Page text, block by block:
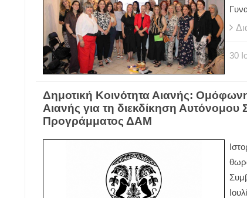
30
Δημοτική Κοινότητα Αιανής:
Αιανής για τη διεκδίκηση
Προγράμματος ΔΑΜ